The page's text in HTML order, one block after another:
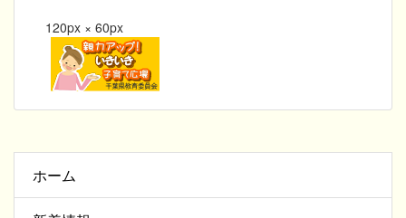
ホーム
120px × 60px